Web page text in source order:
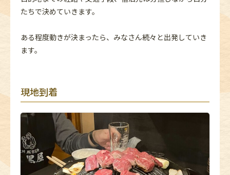
たちで決めていきます。
ある程度動きが決まったら、みなさん続々と出発していき
ます。
現地到着